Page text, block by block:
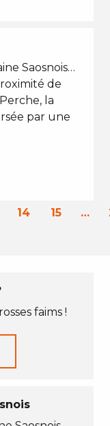
Saosnois…
de
la
par une
14 15 …
faims !